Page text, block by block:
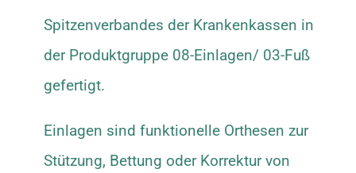
Spitzenverbandes der Krankenkassen in
der Produktgruppe 08-Einlagen/ 03-Fuß
gefertigt.
Einlagen sind funktionelle Orthesen zur
Stützung, Bettung oder Korrektur von